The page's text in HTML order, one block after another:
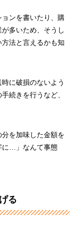
ンを書いたり、購
多いため、そうし
法と言えるかも知
に破損のないよう
続きを行うなど、
を加味した金額を
に…」なんて事態
る